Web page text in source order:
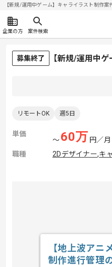
【新規/運用中ゲーム】キャライラスト制作
企業の方 案件検索
募集終了 【新規/運用中
リモートOK 週5日
単価
〜60万 円／月
職種
2Dデザイナー,キ
【地上波アニ
制作進行管理